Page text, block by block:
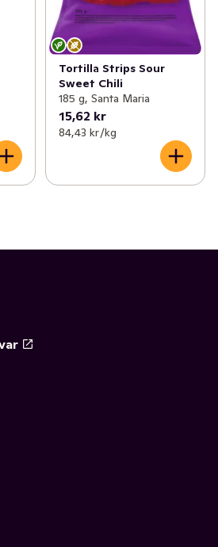
Tortilla Strips Sour
Sweet Chili
185 g, Santa Maria
15,62 kr
84,43 kr /kg